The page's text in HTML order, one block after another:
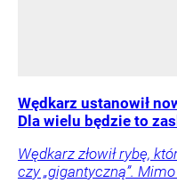
Wędkarz ustanowił
Dla wielu będzie to
Wędkarz złowił rybę,
czy „gigantyczną”.